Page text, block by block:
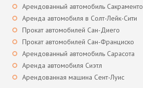
Арендованный автомобиль Сакраменто
Аренда автомобиля в Солт-Лейк-Сити
Прокат автомобилей Сан-Диего
Прокат автомобилей Сан-Франциско
Арендованный автомобиль Сарасота
Аренда автомобиля Сиэтл
Арендованная машина Сент-Луис